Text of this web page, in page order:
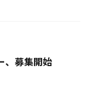
、募集開始